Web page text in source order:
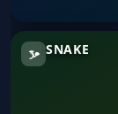
SNAKE
Snake